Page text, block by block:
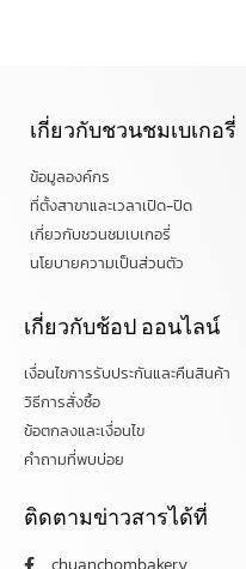
เกี่ยวกับชวนชมเบเกอรี่
ข้อมูลองค์กร
ที่ตั้งสาขาและเวลาเปิด-ปิด
เกี่ยวกับชวนชมเบเกอรี่
นโยบายความเป็นส่วนตัว
เกี่ยวกับช้อป ออนไลน์
เงื่อนไขการรับประกันและคืนสินค้า
วิธีการสั่งซื้อ
ข้อตกลงและเงื่อนไข
คำถามที่พบบ่อย
ติดตามข่าวสารได้ที่